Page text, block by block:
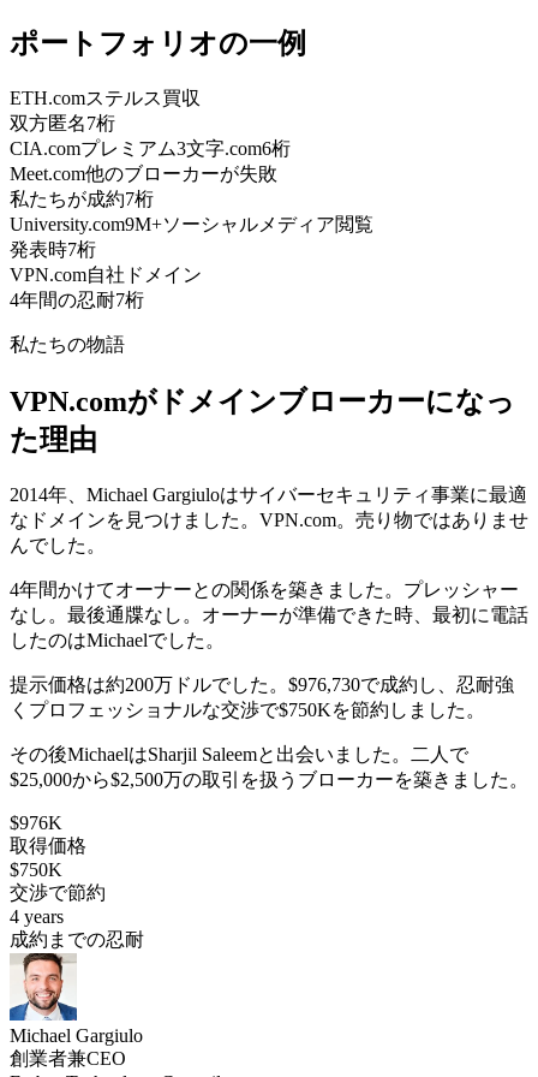
ポートフォリオの一例
ETH.comステルス買収
双方匿名7桁
CIA.comプレミアム3文字.com6桁
Meet.com他のブローカーが失敗
私たちが成約7桁
University.com9M+ソーシャルメディア閲覧
発表時7桁
VPN.com自社ドメイン
4年間の忍耐7桁
私たちの物語
VPN.comがドメインブローカーになっ
た理由
2014年、Michael Gargiuloはサイバーセキュリティ事業に最適
なドメインを見つけました。VPN.com。売り物ではありませ
んでした。
4年間かけてオーナーとの関係を築きました。プレッシャー
なし。最後通牒なし。オーナーが準備できた時、最初に電話
したのはMichaelでした。
提示価格は約200万ドルでした。$976,730で成約し、忍耐強
くプロフェッショナルな交渉で$750Kを節約しました。
その後MichaelはSharjil Saleemと出会いました。二人で
$25,000から$2,500万の取引を扱うブローカーを築きました。
$976K
取得価格
$750K
交渉で節約
4 years
成約までの忍耐
Michael Gargiulo
創業者兼CEO